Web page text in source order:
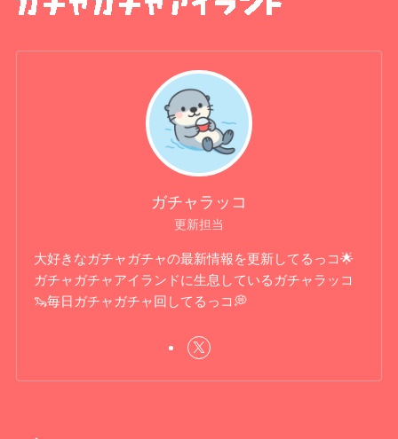
ガチャラッコ
更新担当
大好きなガチャガチャの最新情報を更新してるっコ🌟
ガチャガチャアイランドに生息しているガチャラッコ
🦦毎日ガチャガチャ回してるっコ💭